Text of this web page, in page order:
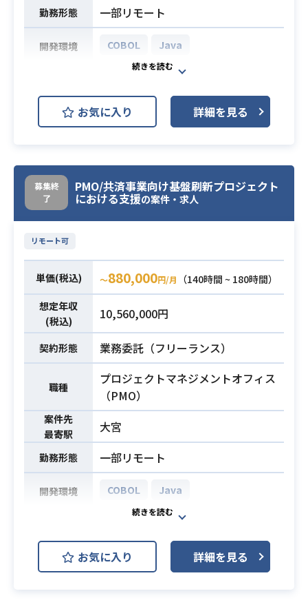
勤務形態 一部リモート
開発環境 COBOL Java
業務内容
COBOLで構築されているシステムを
Javaに移行するリプレイスプロジェ
クトです。
リーダーの指示のもと、進捗・課
管理や、
顧客向け説明資料の作成、ファシリ
テーション、ベンダーコントロール
などを担当し、
下記の業務を担っていただく想定で
・COBOL基幹システムリビルドプロ
ジェクトにおける、プロジェクト管
理（進捗/課題/リスク管理）業務
・顧客（エンドユーザー）との会議
設定およびファシリテーション業務
・顧客向け説明資料（PowerPoint中
心）の作成、および仕様や進捗に関
するバリュー説明
・開発協力会社（ベンダー）のコン
トロール、および進捗状況のキャッ
チアップ
・プロジェクト管理チーム内（PMお
整業務
※詳細は面談時にお伝えします。
お気に入り 詳細を見る
募集終
了
PMO/共済事業向け基盤刷新プロジェクト
における支援の案件・求人
リモート可
単価(税込) 〜880,000円/月
（140時間 ~ 180時間）
想定年収
(税込)
10,560,000円
契約形態 業務委託（フリーランス）
職種
プロジェクトマネジメントオフィス
（PMO）
案件先
最寄駅
大宮
勤務形態 一部リモート
開発環境 COBOL Java
共済事業向け基盤刷新プロジェクト
におけるPMO支援業務です。
COBOLからJavaへの基盤刷新に伴う
大型プロジェクトにおいて、
お気に入り 詳細を見る